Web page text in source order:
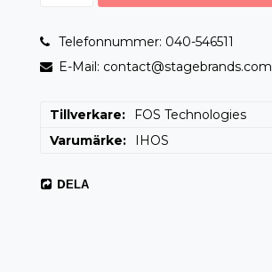
Telefonnummer: 040-546511
E-Mail: contact@stagebrands.com
Tillverkare
FOS Technologies
Varumärke
IHOS
DELA